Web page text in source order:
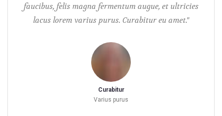
faucibus, felis magna fermentum augue, et ultricies
lacus lorem varius purus. Curabitur eu amet."
Curabitur
Varius purus